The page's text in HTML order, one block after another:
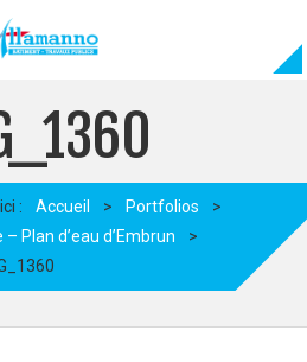
: Accueil > Portfolios
>
Plan d’eau d’Embrun
>